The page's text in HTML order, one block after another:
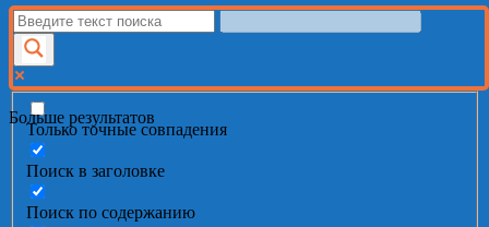
Больше результатов
Только точные совпадения
Поиск в заголовке
Поиск по содержанию